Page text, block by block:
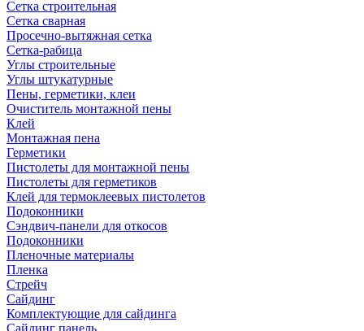
Сетка строительная
Сетка сварная
Просечно-вытяжная сетка
Сетка-рабица
Углы строительные
Углы штукатурные
Пены, герметики, клеи
Очиститель монтажной пены
Клей
Монтажная пена
Герметики
Пистолеты для монтажной пены
Пистолеты для герметиков
Клей для термоклеевых пистолетов
Подоконники
Сэндвич-панели для откосов
Подоконники
Пленочные материалы
Пленка
Стрейч
Сайдинг
Комплектующие для сайдинга
Сайдинг панель